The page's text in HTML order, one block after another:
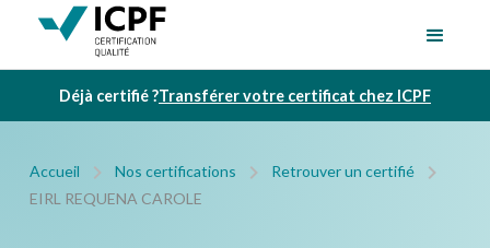
Déjà certifié ?Transférer votre certificat chez ICPF
Accueil Nos certifications
Retrouver un certifié
EIRL REQUENA CAROLE